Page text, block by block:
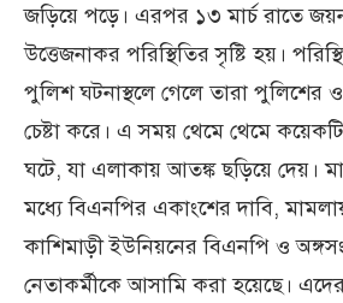
জড়িয়ে পড়ে। এরপর ১৩ মার্চ রাতে
উত্তেজনাকর পরিস্থিতির সৃষ্টি হয়।
পুলিশ ঘটনাস্থলে গেলে তারা পুলিশের
চেষ্টা করে। এ সময় থেমে থেমে
ঘটে, যা এলাকায় আতঙ্ক ছড়িয়ে দেয়।
মধ্যে বিএনপির একাংশের দাবি,
কাশিমাড়ী ইউনিয়নের বিএনপি ও
নেতাকর্মীকে আসামি করা হয়েছে।